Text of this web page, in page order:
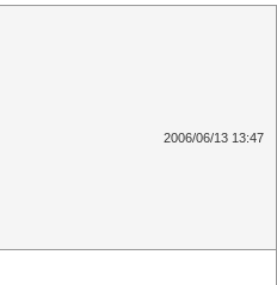
2006/06/13 13:47